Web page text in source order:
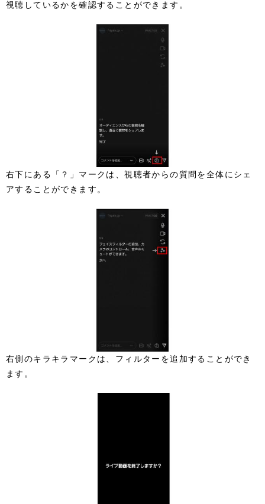
視聴しているかを確認することができます。
右下にある「？」マークは、視聴者からの質問を全体にシェ
アすることができます。
右側のキラキラマークは、フィルターを追加することができ
ます。